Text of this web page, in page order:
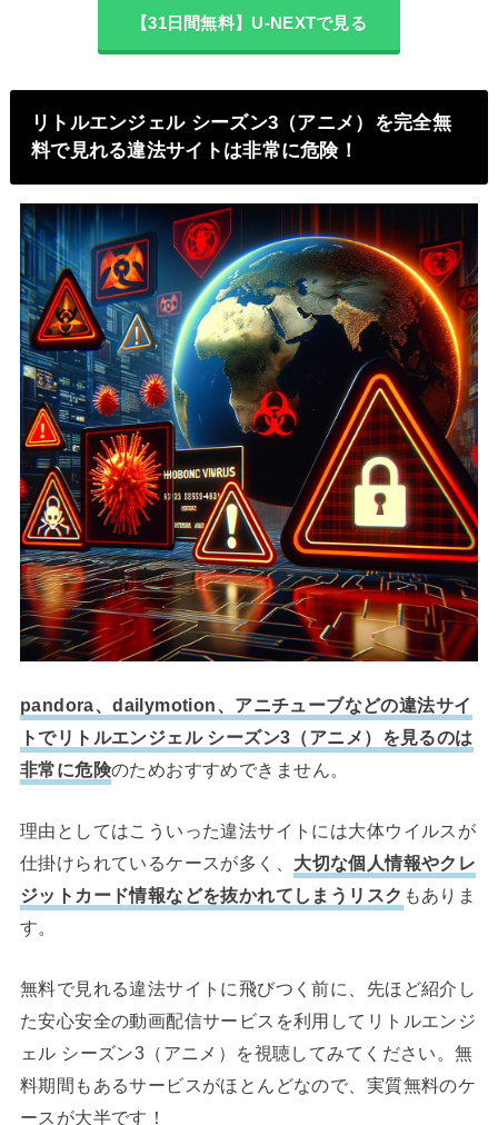
【31日間無料】U-NEXTで見る
リトルエンジェル シーズン3（アニメ）を完全無
料で見れる違法サイトは非常に危険！
pandora、dailymotion、アニチューブなどの違法サイ
トでリトルエンジェル シーズン3（アニメ）を見るのは
非常に危険のためおすすめできません。
理由としてはこういった違法サイトには大体ウイルスが
仕掛けられているケースが多く、 大切な個人情報やクレ
ジットカード情報などを抜かれてしまうリスク もありま
す。
無料で見れる違法サイトに飛びつく前に、先ほど紹介し
た安心安全の動画配信サービスを利用してリトルエンジ
ェル シーズン3（アニメ）を視聴してみてください。無
料期間もあるサービスがほとんどなので、実質無料のケ
ースが大半です！